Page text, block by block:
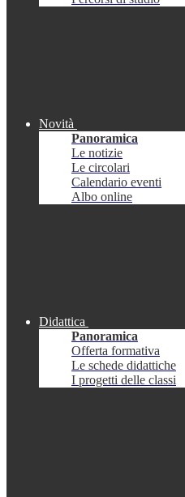
Novità
Panoramica
Le notizie
Le circolari
Calendario eventi
Albo online
Didattica
Panoramica
Offerta formativa
Le schede didattiche
I progetti delle classi